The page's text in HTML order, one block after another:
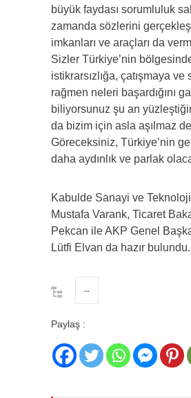
büyük faydası sorumluluk
zamanda sözlerini
imkanları ve araçları da
Sizler Türkiye’nin
istikrarsızlığa, çatışmaya ve
rağmen neleri başardığını
biliyorsunuz şu an
da bizim için asla aşılmaz
Göreceksiniz, Türkiye’nin
daha aydınlık ve parlak
Kabulde Sanayi ve Teknoloji
Mustafa Varank, Ticaret
Pekcan ile AKP Genel
Lütfi Elvan da hazır bulundu.
--
Paylaş :